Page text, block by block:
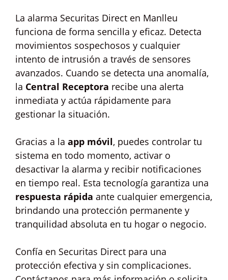
La alarma Securitas Direct en Manlleu
funciona de forma sencilla y eficaz. Detecta
movimientos sospechosos y cualquier
intento de intrusión a través de sensores
avanzados. Cuando se detecta una anomalía,
la Central Receptora recibe una alerta
inmediata y actúa rápidamente para
gestionar la situación.
Gracias a la app móvil, puedes controlar tu
sistema en todo momento, activar o
desactivar la alarma y recibir notificaciones
en tiempo real. Esta tecnología garantiza una
respuesta rápida ante cualquier emergencia,
brindando una protección permanente y
tranquilidad absoluta en tu hogar o negocio.
Confía en Securitas Direct para una
protección efectiva y sin complicaciones.